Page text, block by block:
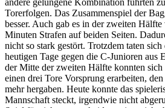
andere gelungene Kombination führten
Torerfolgen. Das Zusammenspiel der
besser. Auch gab es in der zweiten
Minuten Strafen auf beiden Seiten.
nicht so stark gestört. Trotzdem taten
heutigen Tage gegen die C-Junioren aus
der Mitte der zweiten Hälfte konnten sich
einen drei Tore Vorsprung erarbeiten,
mehr hergaben. Heute konnte das
Mannschaft steckt, irgendwie nicht